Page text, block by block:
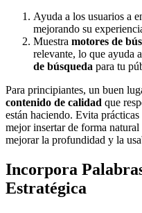
Ayuda a los usuarios a
mejorando su
Muestra motores de
relevante, lo que ayuda
de búsqueda para tu
Para principiantes, un buen
contenido de calidad que
están haciendo. Evita
mejor insertar de forma natural
mejorar la profundidad y la
Incorpora
Estratégica